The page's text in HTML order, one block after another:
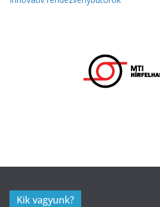
Kik vagyunk?